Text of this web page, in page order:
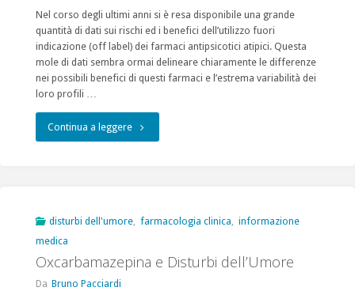
Nel corso degli ultimi anni si è resa disponibile una grande
quantità di dati sui rischi ed i benefici dell’utilizzo fuori
indicazione (off label) dei farmaci antipsicotici atipici. Questa
mole di dati sembra ormai delineare chiaramente le differenze
nei possibili benefici di questi farmaci e l’estrema variabilità dei
loro profili …
Continua a leggere"L’utilizzo
disturbi dell'umore, farmacologia clinica, informazione
medica
Oxcarbamazepina e Disturbi dell’Umore
Da Bruno Pacciardi